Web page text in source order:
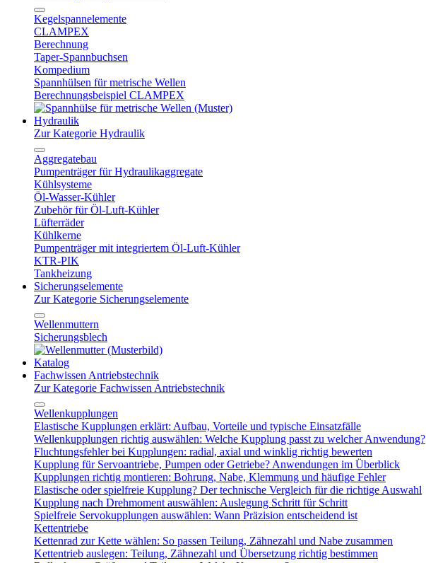
Kegelspannelemente
CLAMPEX
Berechnung
Taper-Spannbuchsen
Kompedium
Spannhülsen für metrische Wellen
Berechnungsbeispiel CLAMPEX
Hydraulik
Zur Kategorie Hydraulik
Aggregatebau
Pumpenträger für Hydraulikaggregate
Kühlsysteme
Öl-Wasser-Kühler
Zubehör für Öl-Luft-Kühler
Lüfterräder
Kühlkerne
Pumpenträger mit integriertem Öl-Luft-Kühler
KTR-PIK
Tankheizung
Sicherungselemente
Zur Kategorie Sicherungselemente
Wellenmuttern
Sicherungsblech
Katalog
Fachwissen Antriebstechnik
Zur Kategorie Fachwissen Antriebstechnik
Wellenkupplungen
Elastische Kupplungen erklärt: Aufbau, Vorteile und typische Einsatzfälle
Wellenkupplungen richtig auswählen: Welche Kupplung passt zu welcher Anwendung?
Fluchtungsfehler bei Kupplungen: radial, axial und winklig richtig bewerten
Kupplung für Servoantriebe, Pumpen oder Getriebe? Anwendungen im Überblick
Kupplungen richtig montieren: Bohrung, Nabe, Klemmung und häufige Fehler
Elastische oder spielfreie Kupplung? Der technische Vergleich für die richtige Auswahl
Kupplung nach Drehmoment auswählen: Auslegung Schritt für Schritt
Spielfreie Servokupplungen auswählen: Wann Präzision entscheidend ist
Kettentriebe
Kettenrad zur Kette wählen: So passen Teilung, Zähnezahl und Nabe zusammen
Kettentrieb auslegen: Teilung, Zähnezahl und Übersetzung richtig bestimmen